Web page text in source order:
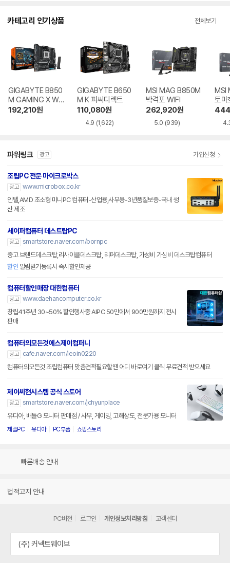
카테고리 인기상품 전체보기
GIGABYTE B850
M GAMING X WIF
I6E 제이씨현
192,210원
GIGABYTE B650
M K 피씨디렉트
110,080원
4.9 (1,622)
MSI MAG B850M
박격포 WIFI
262,920원
5.0 (939)
MSI
토마
파워링크 광고 가입신청
조립PC 전문 마이크로박스
광고 www.microbox.co.kr
인텔,AMD 초소형 미니PC 컴퓨터-산업용,사무용-3년품질보증-국내 생
산 제조
세이퍼컴퓨터 데스트탑PC
광고 smartstore.naver.com/bornpc
중고 브랜드데스크탑,리사이클데스크탑, 리퍼데스크탑, 가성비 가심비 데스크탑컴퓨터
할인 알림받기등록시 즉시할인제공
컴퓨터할인매장 대한컴퓨터
광고 www.daehancomputer.co.kr
창립41주년 30~50% 할인행사중 AIPC 50만에서 900만원까지 전시
판매
컴퓨터의모든것에스제이컴퍼니
광고
cafe.naver.com/leoin0220
컴퓨터의모든것 조립컴퓨터 맞춤견적필요할땐 어디 바로여기 클릭 무료견적 받으세요
제이씨현시스템 공식 스토어
광고 smartstore.naver.com/jchyunplace
유디아, 배틀G 모니터 판매점 / 사무, 게이밍, 고해상도, 전문가용 모니터
제플PC 유디아 PC부품 쇼핑스토리
빠른배송 안내
법적고지 안내
PC버전 로그인 개인정보처리방침 고객센터
(주) 커넥트웨이브